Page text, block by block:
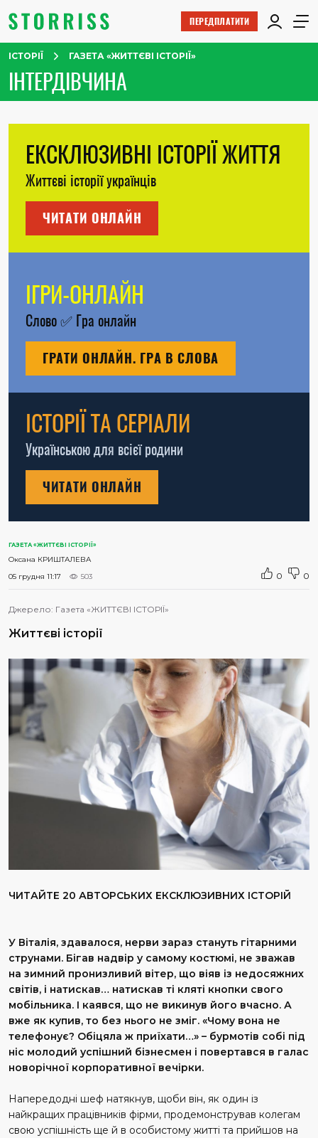
ПЕРЕДПЛАТИТИ
ІСТОРІЇ ГАЗЕТА «ЖИТТЄВІ ІСТОРІЇ»
ІНТЕРДІВЧИНА
ЕКСКЛЮЗИВНІ ІСТОРІЇ ЖИТТЯ
Життєві історії українців
ЧИТАТИ ОНЛАЙН
ІГРИ-ОНЛАЙН
Слово✅ Гра онлайн
ГРАТИ ОНЛАЙН. ГРА В СЛОВА
ІСТОРІЇ ТА СЕРІАЛИ
Українською для всієї родини
ЧИТАТИ ОНЛАЙН
ГАЗЕТА «ЖИТТЄВІ ІСТОРІЇ»
Оксана КРИШТАЛЕВА
05 грудня 11:17
503 0 0
Джерело: Газета «ЖИТТЄВІ ІСТОРІЇ»
Життєві історії
ЧИТАЙТЕ 20 АВТОРСЬКИХ ЕКСКЛЮЗИВНИХ ІСТОРІЙ
У Віталія, здавалося, нерви зараз стануть гітарними
струнами. Бігав надвір у самому костюмі, не зважав
на зимний пронизливий вітер, що віяв із недосяжних
світів, і натискав… натискав ті кляті кнопки свого
мобільника. І каявся, що не викинув його вчасно. А
вже як купив, то без нього не зміг. «Чому вона не
телефонує? Обіцяла ж приїхати…» – бурмотів собі під
ніс молодий успішний бізнесмен і повертався в галас
новорічної корпоративної вечірки.
Напередодні шеф натякнув, щоби він, як один із
найкращих працівників фірми, продемонстрував колегам
свою успішність ще й в особистому житті та прийшов на